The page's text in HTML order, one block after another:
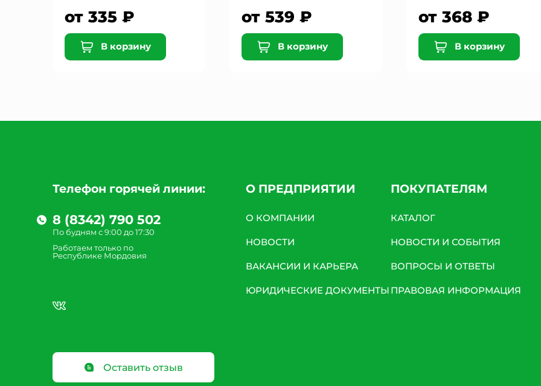
от 335 ₽
В корзину
от 539 ₽
В корзину
от 368 ₽
В корзину
Телефон горячей линии:
8 (8342) 790 502
По будням с 9:00 до 17:30
Работаем только по
Республике Мордовия
Оставить отзыв
О ПРЕДПРИЯТИИ
О КОМПАНИИ
НОВОСТИ
ВАКАНСИИ И КАРЬЕРА
ЮРИДИЧЕСКИЕ ДОКУМЕНТЫ
ПОКУПАТЕЛЯМ
КАТАЛОГ
НОВОСТИ И СОБЫТИЯ
ВОПРОСЫ И ОТВЕТЫ
ПРАВОВАЯ ИНФОРМАЦИЯ